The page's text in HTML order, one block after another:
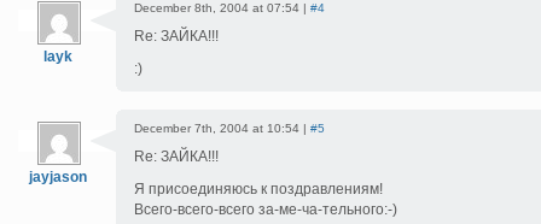
layk
December 8th, 2004 at 07:54 | #4
Re: ЗАЙКА!!!
:)
jayjason
December 7th, 2004 at 10:54 | #5
Re: ЗАЙКА!!!
Я присоединяюсь к поздравлениям!
Всего-всего-всего за-ме-ча-тельного:-)